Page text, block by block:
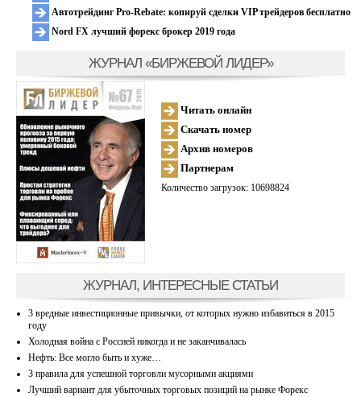
Автотрейдинг Pro-Rebate: копируй сделки VIP трейдеров бесплатно
Nord FX лучший форекс брокер 2019 года
ЖУРНАЛ «БИРЖЕВОЙ ЛИДЕР»
Читать онлайн
Скачать номер
Архив номеров
Партнерам
Количество загрузок: 10698824
ЖУРНАЛ, ИНТЕРЕСНЫЕ СТАТЬИ
3 вредные инвестиционные привычки, от которых нужно избавиться в 2015
году
Холодная война с Россией никогда и не заканчивалась
Нефть: Все могло быть и хуже…
3 правила для успешной торговли мусорными акциями
Лучший вариант для убыточных торговых позиций на рынке Форекс